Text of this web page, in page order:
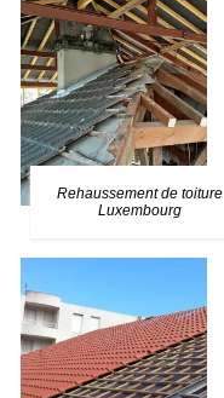
Rehaussement de toiture
Luxembourg